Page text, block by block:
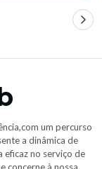
um percurso
a dinâmica de
eficaz no serviço de